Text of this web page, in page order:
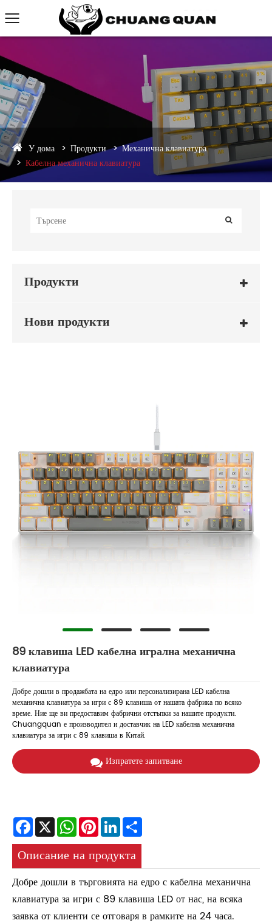
У дома Продукти
Механична клавиатура
Кабелна механична клавиатура
Продукти
Нови продукти
89 клавиша LED кабелна игрална механична
клавиатура
Добре дошли в продажбата на едро или персонализирана LED кабелна
механична клавиатура за игри с 89 клавиша от нашата фабрика по всяко
време. Ние ще ви предоставим фабрични отстъпки за нашите продукти.
Chuangquan е производител и доставчик на LED кабелна механична
клавиатура за игри с 89 клавиша в Китай.
Изпратете запитване
Facebook
X WhatsAppPinterestLinkedIn
Описание на продукта
Добре дошли в търговията на едро с кабелна механична
клавиатура за игри с 89 клавиша LED от нас, на всяка
заявка от клиенти се отговаря в рамките на 24 часа.